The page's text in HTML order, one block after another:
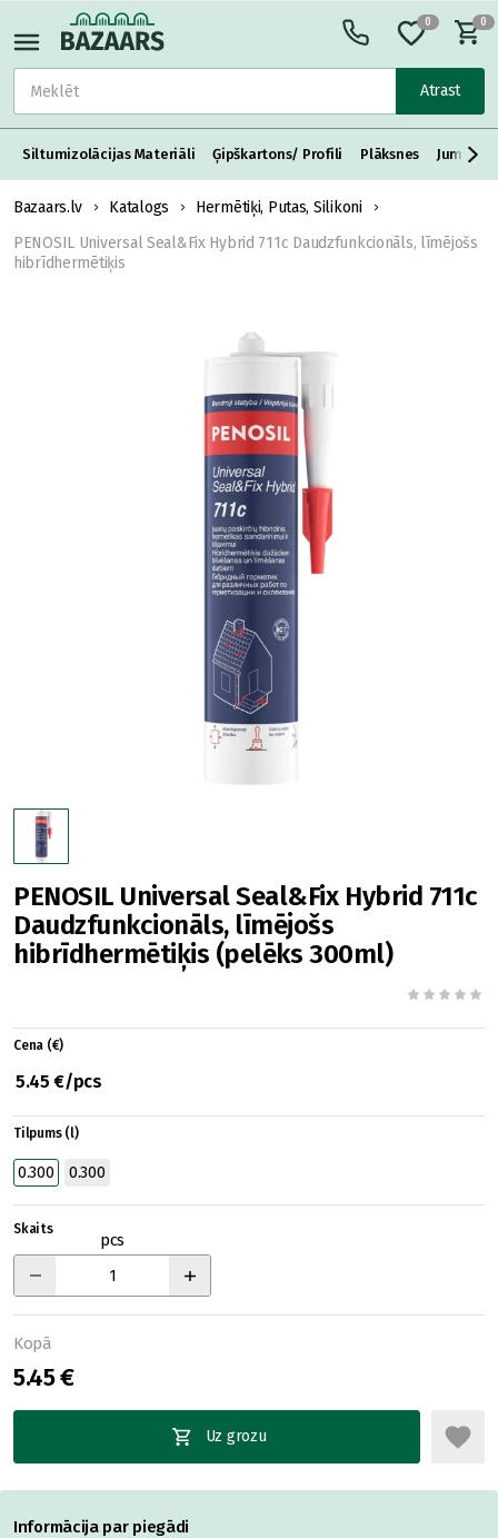
Atrast
0 0
Siltumizolācijas Materiāli Ģipškartons/ Profili Plāksnes Jumta
Bazaars.lv Katalogs
Hermētiķi, Putas, Silikoni
PENOSIL Universal Seal&Fix Hybrid 711c Daudzfunkcionāls, līmējošs
hibrīdhermētiķis
PENOSIL Universal Seal&Fix Hybrid 711c
Daudzfunkcionāls, līmējošs
hibrīdhermētiķis (pelēks 300ml)
Cena (€)
5.45 €/pcs
Tilpums (l)
0.300 0.300
Skaits
pcs
Kopā
5.45 €
Uz grozu
Informācija par piegādi